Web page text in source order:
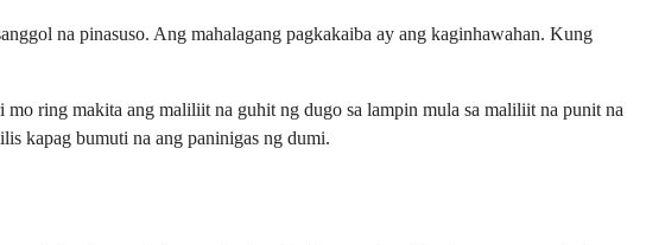
na pinasuso. Ang mahalagang pagkakaiba ay ang kaginhawahan. Kung
ring makita ang maliliit na guhit ng dugo sa lampin mula sa maliliit na punit na
kapag bumuti na ang paninigas ng dumi.